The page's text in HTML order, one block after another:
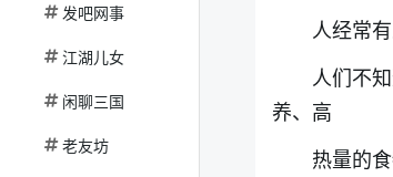
发吧网事
江湖儿女
闲聊三国
老友坊
人经常
人们不
养、高
热量的